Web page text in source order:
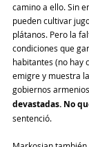
camino a ello. Sin
pueden cultivar
plátanos. Pero la
condiciones que
habitantes (no hay
emigre y muestra
gobiernos
devastadas. No
sentenció.